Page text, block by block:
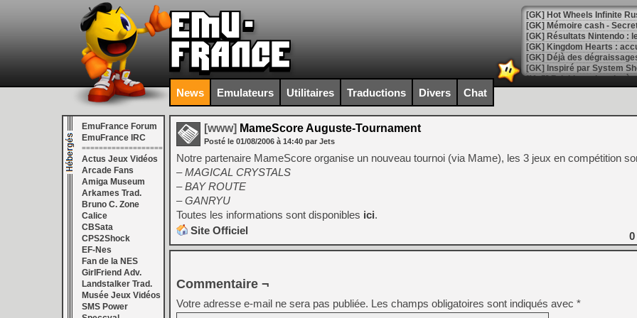
[GK] Hot Wheels Infinite
[GK] Mémoire cash -
[GK] Résultats Nintendo :
[GK] Déjà des
[Mo5] Brickboy cherche à
[GK] Minecraft et ses «
[GK] Beast of
[GK] Ubisoft : fin de partie
[GK] Mémoire cash -
[GK] Dan Houser (GTA)
[GK] Comment EA Sports
[GK] Crimson Moon : un
[GK] Isle of Reveries : le
[GK] Moonlighter 2 : The
[GK] Capcom relance
[Mo5] Deux inédits du
[GK] Le beat'em up The
[GK] Endless Legend 2 :
News Emulateurs Utilitaires Traductions Divers Chat
EmuFrance Forum
EmuFrance IRC
===================
Actus Jeux Vidéos
Arcade Fans
Amiga Museum
Arkames Trad.
Bruno C. Zone
Calice
CBSata
CPS2Shock
EF-Nes
Fan de la NES
GirlFriend Adv.
Landstalker Trad.
Musée Jeux Vidéos
SMS Power
[www] MameScore Auguste-Tournament
Posté le 01/08/2006 à 14:40 par Jets
Notre partenaire MameScore organise un nouveau tournoi (via Mame), les 3 jeux en compétition
– MAGICAL CRYSTALS
– BAY ROUTE
– GANRYU
Toutes les informations sont disponibles ici.
Site Officiel
0
Commentaire ¬
Votre adresse e-mail ne sera pas publiée. Les champs obligatoires sont indiqués avec *